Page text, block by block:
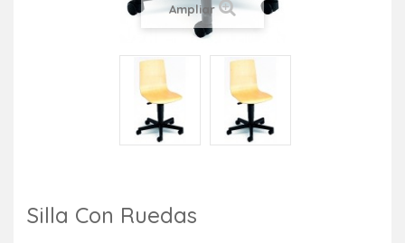
Ampliar
Silla Con Ruedas